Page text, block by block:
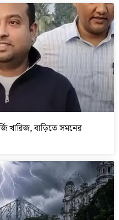
খারিজ, বাড়িতে সমনের